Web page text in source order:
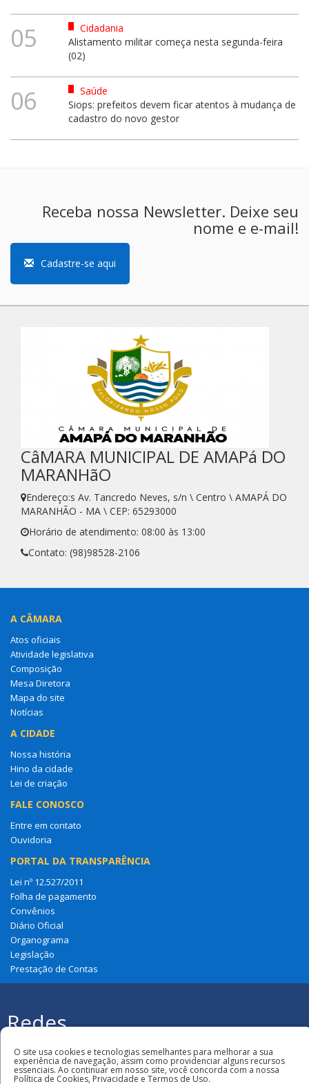
05
Cidadania
Alistamento militar começa nesta segunda-feira
(02)
06
Saúde
Siops: prefeitos devem ficar atentos à mudança de
cadastro do novo gestor
Receba nossa Newsletter. Deixe seu
nome e e-mail!
Cadastre-se aqui
CâMARA MUNICIPAL DE AMAPá DO
MARANHãO
Endereço:s Av. Tancredo Neves, s/n \ Centro \ AMAPÁ DO
MARANHÃO - MA \ CEP: 65293000
Horário de atendimento: 08:00 às 13:00
Contato: (98)98528-2106
A CÂMARA
Atos oficiais
Atividade legislativa
Composição
Mesa Diretora
Mapa do site
Notícias
A CIDADE
Nossa história
Hino da cidade
Lei de criação
FALE CONOSCO
Entre em contato
Ouvidoria
PORTAL DA TRANSPARÊNCIA
Lei nº 12.527/2011
Folha de pagamento
Convênios
Diário Oficial
Organograma
Legislação
Prestação de Contas
Redes
Sociais
Municipal de Amapá Do Maranhão
O site usa cookies e tecnologias semelhantes para melhorar a sua
experiência de navegação, assim como providenciar alguns recursos
essenciais. Ao continuar em nosso site, você concorda com a nossa
Política de Cookies, Privacidade e Termos de Uso.